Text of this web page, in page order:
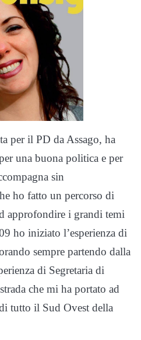
per il PD da Assago, ha
una buona politica e per
sin
ho fatto un percorso di
approfondire i grandi temi
ho iniziato l’esperienza di
sempre partendo dalla
di Segretaria di
che mi ha portato ad
tutto il Sud Ovest della